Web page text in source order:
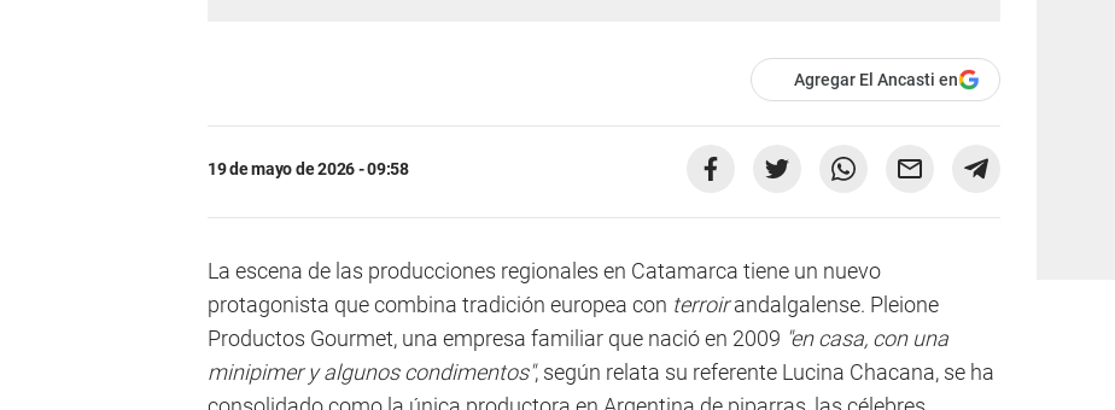
Agregar El Ancasti en
19 de mayo de 2026 - 09:58
La escena de las producciones regionales en Catamarca tiene un nuevo
protagonista que combina tradición europea con terroirandalgalense. Pleione
Productos Gourmet, una empresa familiar que nació en 2009 "en casa, con una
minipimer y algunos condimentos", según relata su referente Lucina Chacana, se ha